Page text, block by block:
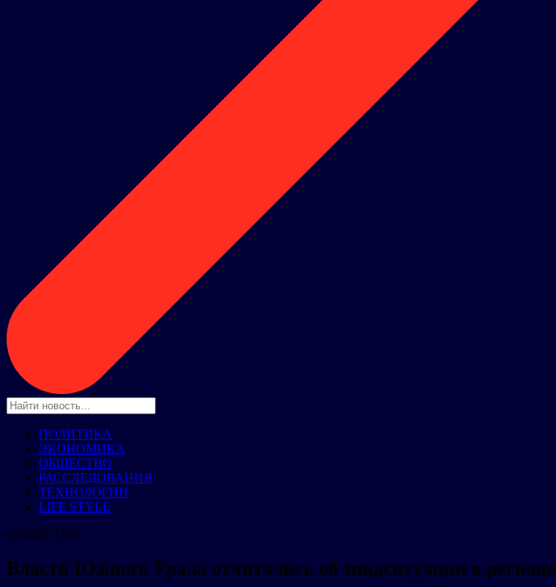
ПОЛИТИКА
ЭКОНОМИКА
ОБЩЕСТВО
РАССЛЕДОВАНИЯ
ТЕХНОЛОГИИ
LIFE STYLE
ОБЩЕСТВО
Власти Южного Урала отчитались об эпидситуации в регионе